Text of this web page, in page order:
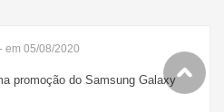
- em 05/08/2020
promoção do Samsung Galaxy